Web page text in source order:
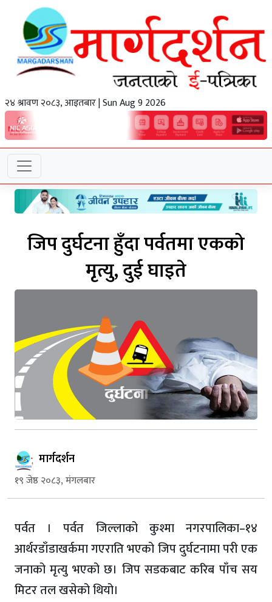
२४ श्रावण २०८३, आइतबार | Sun Aug 9 2026
जिप दुर्घटना हुँदा पर्वतमा एकको
मृत्यु, दुई घाइते
मार्गदर्शन
१९ जेष्ठ २०८३, मंगलबार
पर्वत । पर्वत जिल्लाको कुश्मा नगरपालिका–१४
आर्थरडाँडाखर्कमा गएराति भएको जिप दुर्घटनामा परी एक
जनाको मृत्यु भएको छ। जिप सडकबाट करिब पाँच सय
मिटर तल खसेको थियो।